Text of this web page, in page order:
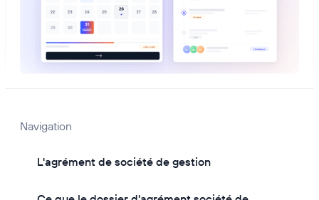
Navigation
L'agrément de société de gestion